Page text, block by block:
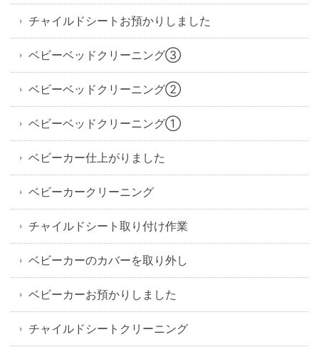
チャイルドシートお預かりしました
ベビーベッドクリーニング③
ベビーベッドクリーニング②
ベビーベッドクリーニング①
ベビーカー仕上がりました
ベビーカークリーニング
チャイルドシート取り付け作業
ベビーカーのカバーを取り外し
ベビーカーお預かりしました
チャイルドシートクリーニング